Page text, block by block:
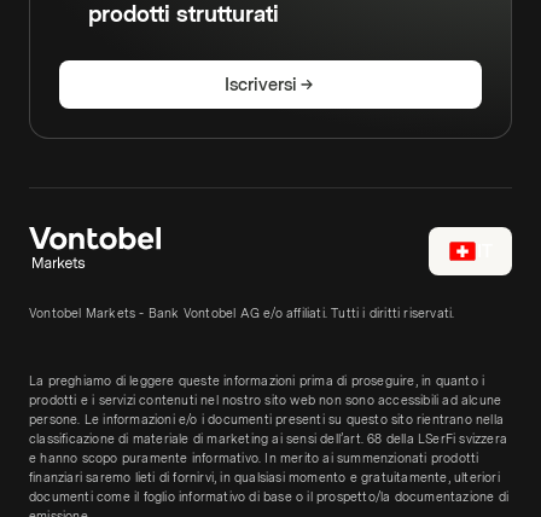
prodotti strutturati
Iscriversi
Vontobel Markets - Bank Vontobel AG e/o affiliati. Tutti i diritti riservati.
La preghiamo di leggere queste informazioni prima di proseguire, in quanto i
prodotti e i servizi contenuti nel nostro sito web non sono accessibili ad alcune
persone. Le informazioni e/o i documenti presenti su questo sito rientrano nella
classificazione di materiale di marketing ai sensi dell’art. 68 della LSerFi svizzera
e hanno scopo puramente informativo. In merito ai summenzionati prodotti
finanziari saremo lieti di fornirvi, in qualsiasi momento e gratuitamente, ulteriori
documenti come il foglio informativo di base o il prospetto/la documentazione di